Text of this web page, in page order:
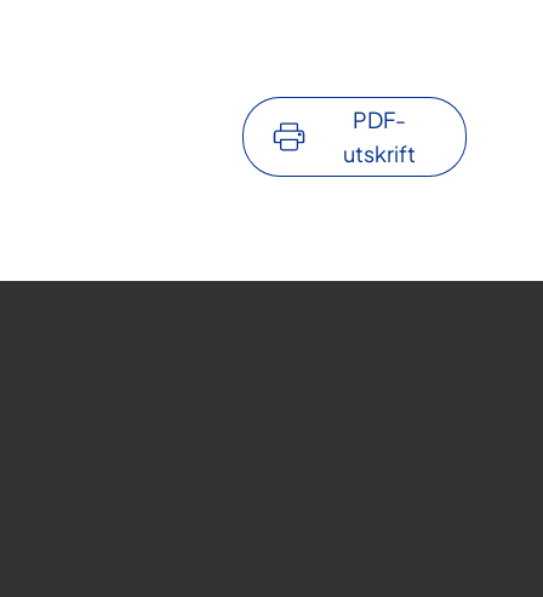
PDF-
utskrift